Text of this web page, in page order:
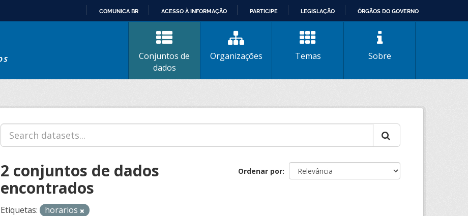
CONTEÚDO
COMUNICA BR ACESSO À INFORMAÇÃO PARTICIPE LEGISLAÇÃO ÓRGÃOS DO GOVERNO
Conjuntos de
dados
Organizações Temas Sobre
Ordenar por
2 conjuntos de dados
encontrados
Etiquetas: horarios